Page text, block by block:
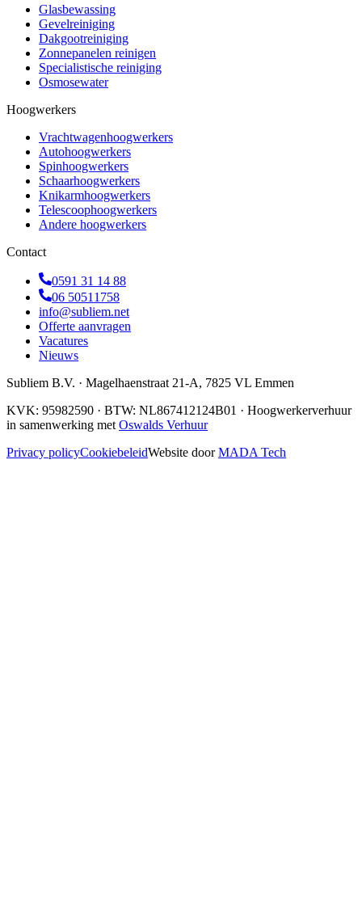
Glasbewassing
Gevelreiniging
Dakgootreiniging
Zonnepanelen reinigen
Specialistische reiniging
Osmosewater
Hoogwerkers
Vrachtwagenhoogwerkers
Autohoogwerkers
Spinhoogwerkers
Schaarhoogwerkers
Knikarmhoogwerkers
Telescoophoogwerkers
Andere hoogwerkers
Contact
0591 31 14 88
06 50511758
info@subliem.net
Offerte aanvragen
Vacatures
Nieuws
Subliem B.V. · Magelhaenstraat 21-A, 7825 VL Emmen
KVK: 95982590 · BTW: NL867412124B01 · Hoogwerkerverhuur
in samenwerking met Oswalds Verhuur
Privacy policyCookiebeleidWebsite door MADA Tech